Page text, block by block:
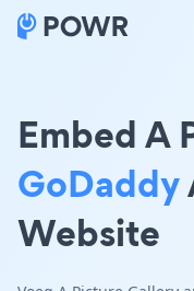
Embed A
GoDaddy
Website